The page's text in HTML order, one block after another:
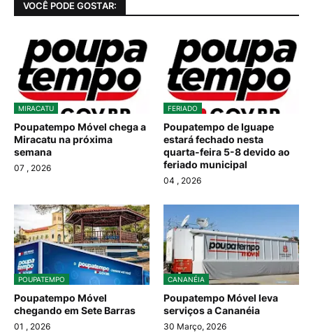
VOCÊ PODE GOSTAR:
MIRACATU
Poupatempo Móvel chega a
Miracatu na próxima
semana
07 , 2026
FERIADO
Poupatempo de Iguape
estará fechado nesta
quarta-feira 5-8 devido ao
feriado municipal
04 , 2026
POUPATEMPO
Poupatempo Móvel
chegando em Sete Barras
01 , 2026
CANANÉIA
Poupatempo Móvel leva
serviços a Cananéia
30 Março, 2026